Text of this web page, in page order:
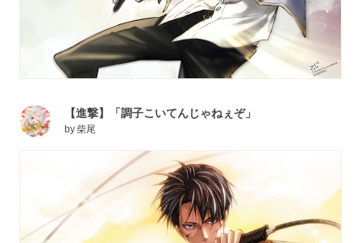
【進撃】「調子こいてんじゃねぇぞ」
by柴尾